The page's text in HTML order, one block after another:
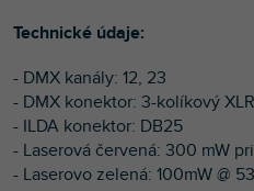
Technické údaje:
- DMX kanály: 12, 23
- DMX konektor: 3-kolíkový XLR
- ILDA konektor: DB25
- Laserová červená: 300 mW
- Laserovo zelená: 100mW @